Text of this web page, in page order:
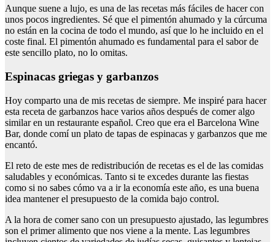
Aunque suene a lujo, es una de las recetas más fáciles de hacer con
unos pocos ingredientes. Sé que el pimentón ahumado y la cúrcuma
no están en la cocina de todo el mundo, así que lo he incluido en el
coste final. El pimentón ahumado es fundamental para el sabor de
este sencillo plato, no lo omitas.
Espinacas griegas y garbanzos
Hoy comparto una de mis recetas de siempre. Me inspiré para hacer
esta receta de garbanzos hace varios años después de comer algo
similar en un restaurante español. Creo que era el Barcelona Wine
Bar, donde comí un plato de tapas de espinacas y garbanzos que me
encantó.
El reto de este mes de redistribución de recetas es el de las comidas
saludables y económicas. Tanto si te excedes durante las fiestas
como si no sabes cómo va a ir la economía este año, es una buena
idea mantener el presupuesto de la comida bajo control.
A la hora de comer sano con un presupuesto ajustado, las legumbres
son el primer alimento que nos viene a la mente. Las legumbres